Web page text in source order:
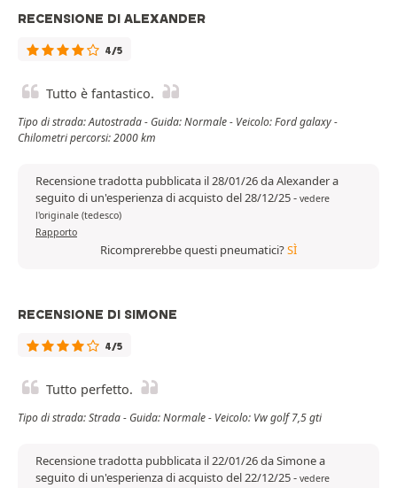
RECENSIONE DI ALEXANDER
4/5
Tutto è fantastico.
Tipo di strada: Autostrada - Guida: Normale - Veicolo: Ford galaxy -
Chilometri percorsi: 2000 km
Recensione tradotta pubblicata il 28/01/26 da Alexander a
seguito di un'esperienza di acquisto del 28/12/25- vedere
l'originale (tedesco)
Rapporto
Ricomprerebbe questi pneumatici?SÌ
RECENSIONE DI SIMONE
4/5
Tutto perfetto.
Tipo di strada: Strada - Guida: Normale - Veicolo: Vw golf 7,5 gti
Recensione tradotta pubblicata il 22/01/26 da Simone a
seguito di un'esperienza di acquisto del 22/12/25- vedere